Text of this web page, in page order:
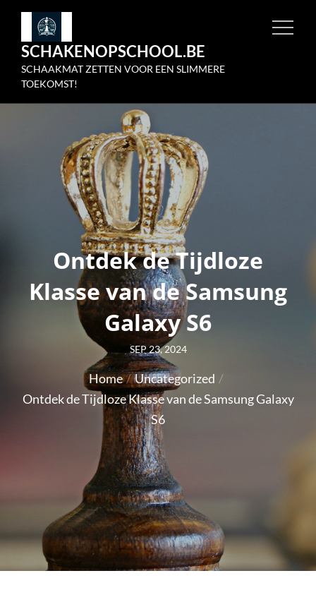
Skip
contentSCHAKENOPSCHOOL.BE
SCHAAKMAT ZETTEN VOOR EEN SLIMMERE
TOEKOMST!
Ontdek de Tijdloze
Klasse van de Samsung
Galaxy S6
Posted
on
SEP 23, 2024
Home
Uncategorized
Ontdek de Tijdloze Klasse van de Samsung Galaxy
S6